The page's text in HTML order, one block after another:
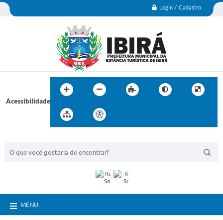
Login / Cadastro
Acessibilidade
MENU